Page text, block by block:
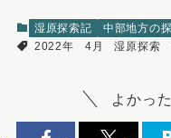
湿原探索記 中部地方の
2022年
4月 湿原探索
よかっ